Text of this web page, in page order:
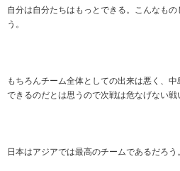
自分は自分たちはもっとできる。こんなも
う。
もちろんチーム全体としての出来は悪く、
できるのだとは思うので次戦は危なげない戦
日本はアジアでは最高のチームであるだろう。